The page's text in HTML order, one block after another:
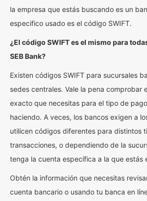
la empresa que estás buscando es un
especifico usado es el código SWIFT.
¿El código SWIFT es el mismo para
SEB Bank?
Existen códigos SWIFT para sucursales
sedes centrales. Vale la pena comprobar
exacto que necesitas para el tipo de
haciendo. A veces, los bancos exigen a
utilicen códigos diferentes para distintos
transacciones, o dependiendo de la
tenga la cuenta específica a la que estás
Obtén la información que necesitas
cuenta bancario o usando tu banca en